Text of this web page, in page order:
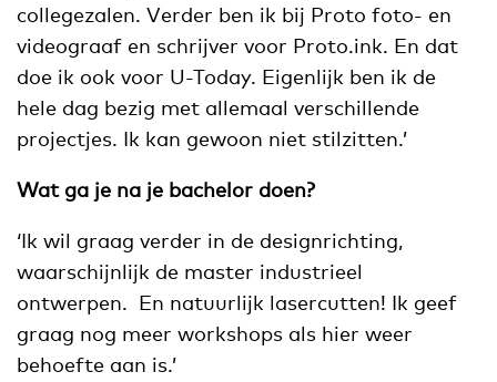
collegezalen. Verder ben ik bij Proto foto- en
videograaf en schrijver voor Proto.ink. En dat
doe ik ook voor U-Today. Eigenlijk ben ik de
hele dag bezig met allemaal verschillende
projectjes. Ik kan gewoon niet stilzitten.’
Wat ga je na je bachelor doen?
‘Ik wil graag verder in de designrichting,
waarschijnlijk de master industrieel
ontwerpen. En natuurlijk lasercutten! Ik geef
graag nog meer workshops als hier weer
behoefte aan is.’